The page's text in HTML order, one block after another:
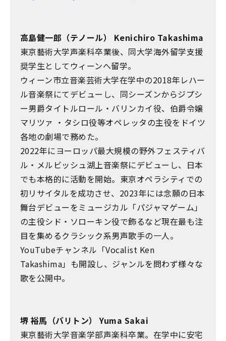
高島健一郎（テノール） Kenichiro Takashima
東京藝術大学声楽科卒業後、同大学海外留学支援
奨学生としてウィーンへ留学。
ウィーン市立音楽芸術大学在学中の2018年レハー
ル音楽祭にてデビューし、同シーズンからジプシ
ー男爵タイトルロール・バリンカイ役、伯爵令嬢
マリツァ ・タシロ役等オペレッタの主役をドイツ
各地の劇場で務めた。
2022年にヨーロッパ最大規模の野外フェスティバ
ル・メルビッシュ湖上音楽祭にデビューし、日本
でも本格的に活動を開始。東京オペラシティでの
初リサイタルを成功させ、2023年には念願の日本
舞台デビューをミュージカル「パジャマゲーム」
の主役シド・ソローキン役で飾るなど現在最も注
目を集めるクラシック系男声歌手の一人。
YouTubeチャンネル「Vocalist Ken
Takashima」も開設し、ジャンルを問わず様々な
歌を公開中。
堺 裕馬（バリトン） Yuma Sakai
東京藝術大学音楽学部声楽科卒業。在学中に安宅